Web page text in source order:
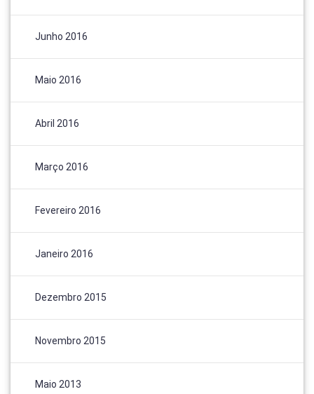
Junho 2016
Maio 2016
Abril 2016
Março 2016
Fevereiro 2016
Janeiro 2016
Dezembro 2015
Novembro 2015
Maio 2013